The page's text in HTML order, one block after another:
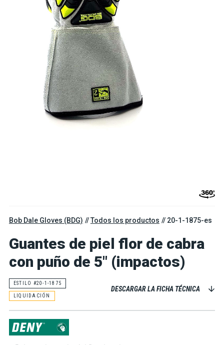
Bob Dale Gloves (BDG) Todos los productos 20-1-1875-es
Guantes de piel flor de cabra
con puño de 5" (impactos)
ESTILO #20-1-1875
LIQUIDACIÓN
DESCARGAR LA FICHA TÉCNICA